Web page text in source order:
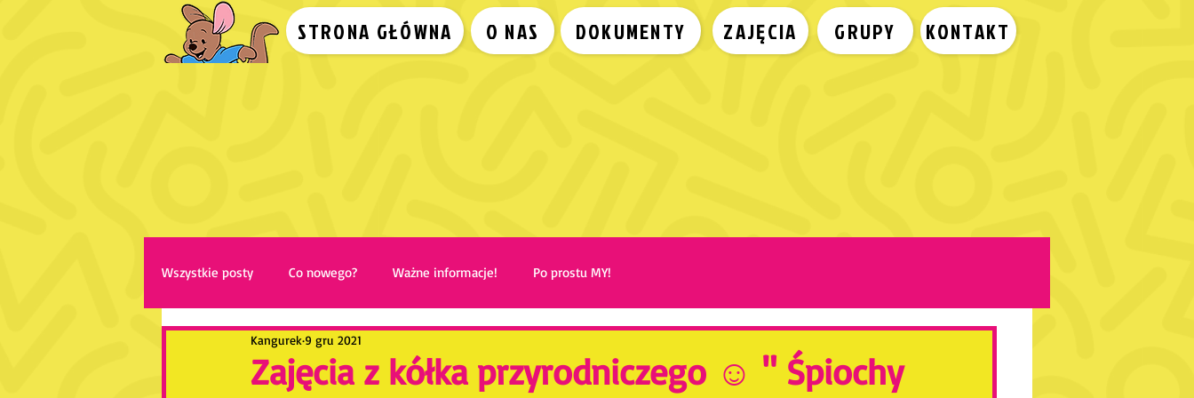
STRONA GŁÓWNA O NAS DOKUMENTY ZAJĘCIA GRUPY KONTAKT
Wszystkie posty Co nowego? Ważne informacje! Po prostu MY!
Zajęcia z kółka przyrodniczego ☺️ " Śpiochy
Kangurek 9 gru 2021